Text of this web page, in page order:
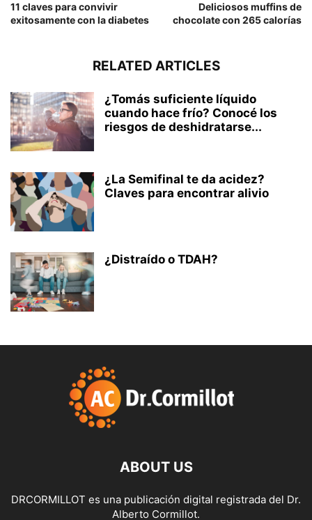
11 claves para convivir
exitosamente con la diabetes
Deliciosos muffins de
chocolate con 265 calorías
RELATED ARTICLES
¿Tomás suficiente líquido
cuando hace frío? Conocé los
riesgos de deshidratarse...
¿La Semifinal te da acidez?
Claves para encontrar alivio
¿Distraído o TDAH?
ABOUT US
DRCORMILLOT es una publicación digital registrada del Dr.
Alberto Cormillot.